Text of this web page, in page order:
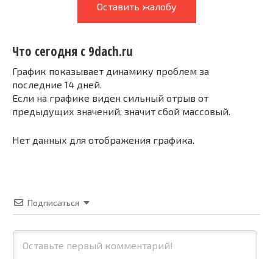
Оставить жалобу
Что сегодня с 9dach.ru
График показывает динамику проблем за
последние 14 дней.
Если на графике виден сильный отрыв от
предыдущих значений, значит сбой массовый.
Нет данных для отображения графика.
Подписаться